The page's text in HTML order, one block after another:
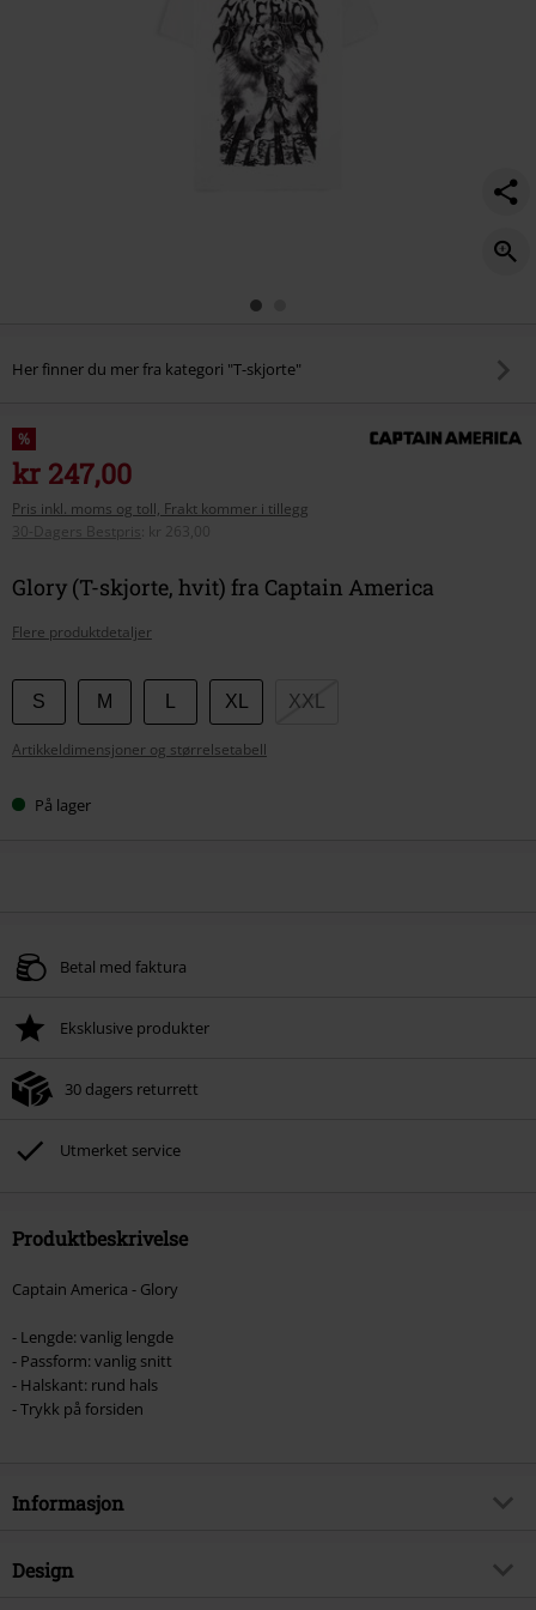
Her finner du mer fra kategori "T-skjorte"
%
kr 247,00
Pris inkl. moms og toll, Frakt kommer i tillegg
30-Dagers Bestpris
kr 263,00
Glory (T-skjorte, hvit) fra Captain America
Flere produktdetaljer
Velg
størrelse
S M XL XXL
Artikkeldimensjoner og størrelsetabell
På lager
Betal med faktura
Eksklusive produkter
30 dagers returrett
Utmerket service
Produktbeskrivelse
Captain America - Glory
- Lengde: vanlig lengde
- Passform: vanlig snitt
- Halskant: rund hals
- Trykk på forsiden
Informasjon
Artikkelnummer
Design